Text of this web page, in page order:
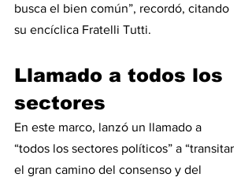
busca el bien común”, recordó, citando
su encíclica Fratelli Tutti.
Llamado a todos los
sectores
En este marco, lanzó un llamado a
“todos los sectores políticos” a “transitar
el gran camino del consenso y del